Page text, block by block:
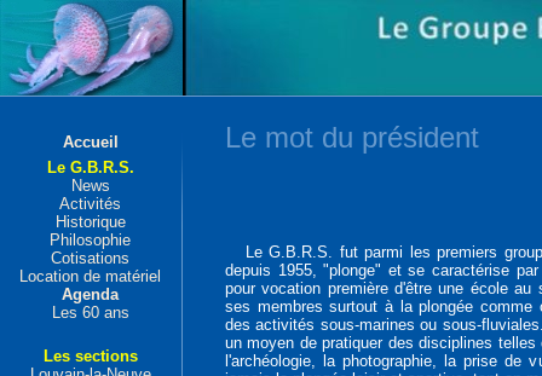
Accueil
Le G.B.R.S.
News
Activités
Historique
Philosophie
Cotisations
Location de matériel
Agenda
Les 60 ans
Les sections
Le mot du président
Le G.B.R.S. fut parmi les premiers
depuis 1955, "plonge" et se caractérise
pour vocation première d'être une école
ses membres surtout à la plongée
des activités sous-marines ou sous-
un moyen de pratiquer des disciplines
l'archéologie, la photographie, la prise de